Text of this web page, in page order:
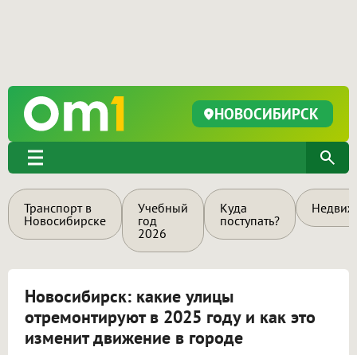
НОВОСИБИРСК
Транспорт в
Новосибирске
Учебный
год
2026
Куда
поступать?
Новосибирск: какие улицы
отремонтируют в 2025 году и как это
изменит движение в городе